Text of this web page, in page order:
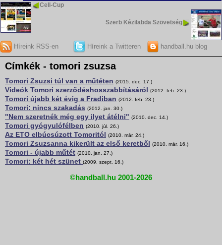
Cell-Cup
Szerb Kézilabda Szövetség
Híreink RSS-en Híreink a Twitteren handball.hu blog
Címkék - tomori zsuzsa
Tomori Zsuzsi túl van a műtéten (2015. dec. 17.)
Videók Tomori szerződéshosszabbításáról (2012. feb. 23.)
Tomori újabb két évig a Fradiban (2012. feb. 23.)
Tomori: nincs szakadás (2012. jan. 30.)
"Nem szeretnék még egy ilyet átélni" (2010. dec. 14.)
Tomori gyógyulófélben (2010. júl. 26.)
Az ETO elbúcsúzott Tomoritól (2010. már. 24.)
Tomori Zsuzsanna kikerült az első keretből (2010. már. 16.)
Tomori - újabb műtét (2010. jan. 27.)
Tomori: két hét szünet (2009. szept. 16.)
©handball.hu 2001-2026